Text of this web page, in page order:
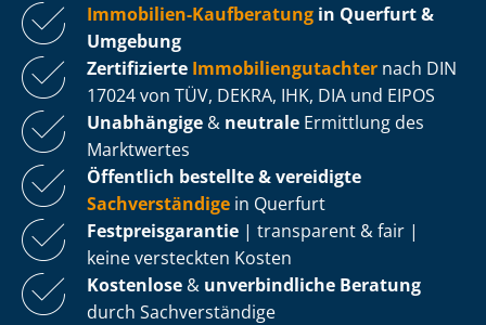
Immobilien-Kaufberatung in Querfurt &
Umgebung
Zertifizierte Im­mo­bi­li­en­gut­ach­ter nach DIN
17024 von TÜV, DEKRA, IHK, DIA und EIPOS
Unabhängige & neutrale Ermittlung des
Marktwertes
Öffentlich bestellte & vereidigte
Sachverständige in Querfurt
Fest­preis­ga­ran­tie | transparent & fair |
keine versteckten Kosten
Kostenlose & unverbindliche Beratung
durch Sachverständige